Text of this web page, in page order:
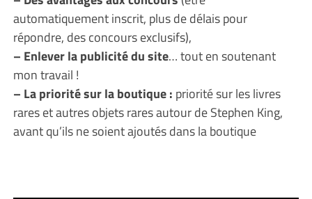
automatiquement inscrit, plus de délais pour
répondre, des concours exclusifs),
– Enlever la publicité du site… tout en soutenant
mon travail !
– La priorité sur la boutique : priorité sur les livres
rares et autres objets rares autour de Stephen King,
avant qu’ils ne soient ajoutés dans la boutique